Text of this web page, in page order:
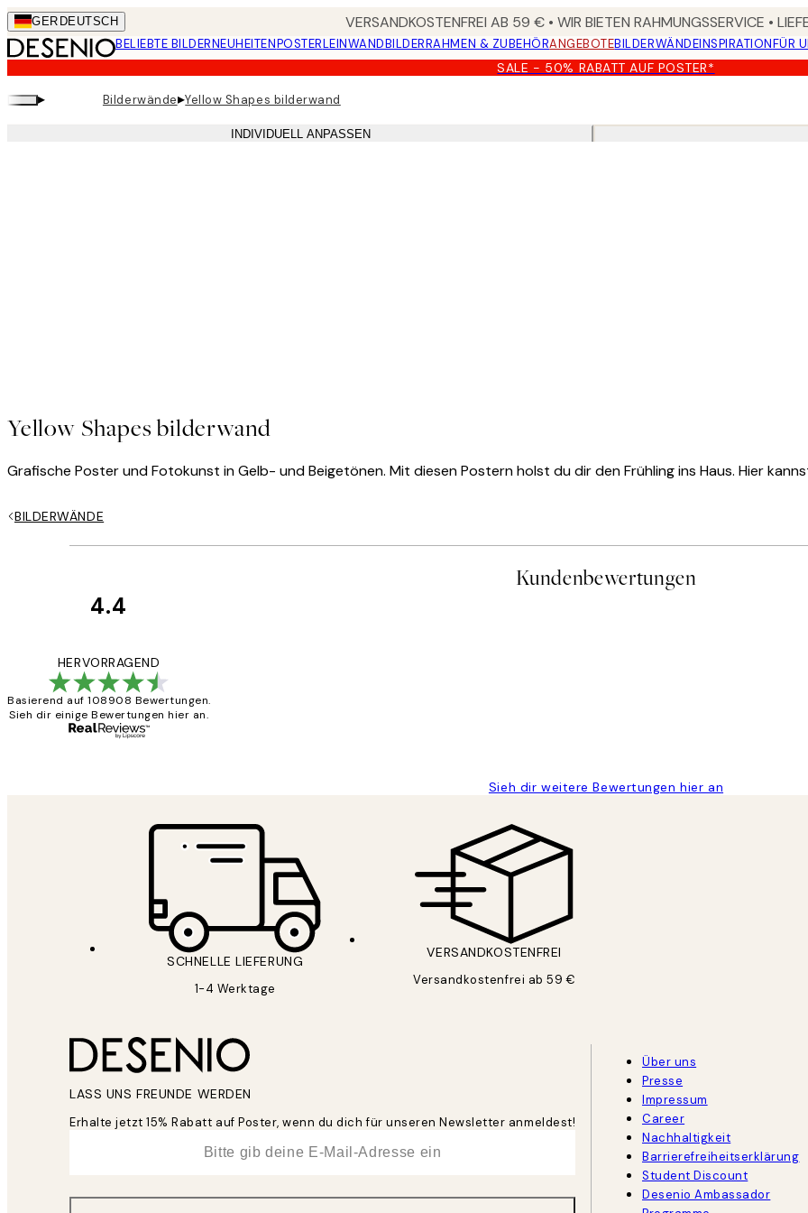
Skip
to
main
content.
GER DEUTSCH VERSANDKOSTENFREI AB 59 € • WIR BIETEN RAHMUNGSSERVICE •
BELIEBTE BILDERNEUHEITENPOSTERLEINWANDBILDERRAHMEN & ZUBEHÖRANGEBOTEBILDERWÄNDEINSPIRATIONFÜR
SALE - 50% RABATT AUF POSTER*
▸ Bilderwände▸Yellow Shapes bilderwand
INDIVIDUELL ANPASSEN
Yellow Shapes bilderwand
Grafische Poster und Fotokunst in Gelb- und Beigetönen. Mit diesen Postern holst du dir den Frühling ins Haus. Hier
BILDERWÄNDE
Kundenbewertungen
4.4
HERVORRAGEND
Basierend auf 108908 Bewertungen.
Sieh dir einige Bewertungen hier an.
Sieh dir weitere Bewertungen hier an
SCHNELLE LIEFERUNG
1-4 Werktage
VERSANDKOSTENFREI
Versandkostenfrei ab 59 €
LASS UNS FREUNDE WERDEN
Erhalte jetzt 15% Rabatt auf Poster, wenn du dich für unseren Newsletter anmeldest!
Über uns
Presse
Impressum
Career
Nachhaltigkeit
Barrierefreiheitserklärung
Student Discount
Desenio Ambassador